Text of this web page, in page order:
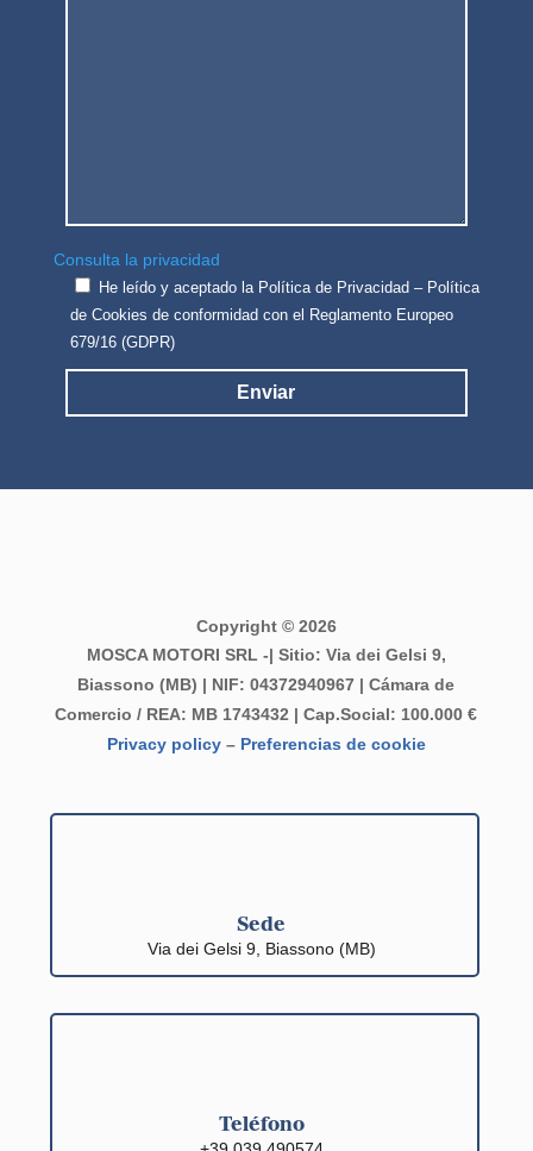
Consulta la privacidad
He leído y aceptado la Política de Privacidad – Política
de Cookies de conformidad con el Reglamento Europeo
679/16 (GDPR)
Enviar
Copyright © 2026
MOSCA MOTORI SRL -| Sitio: Via dei Gelsi 9,
Biassono (MB) | NIF: 04372940967 | Cámara de
Comercio / REA: MB 1743432 | Cap.Social: 100.000 €
Privacy policy– Preferencias de cookie
Sede
Via dei Gelsi 9, Biassono (MB)
Teléfono